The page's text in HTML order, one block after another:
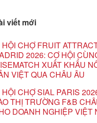
viết mới
HỘI CHỢ FRUIT
2026: CƠ HỘI
XUẤT KHẨU
VIỆT QUA CHÂU ÂU
HỘI CHỢ SIAL PARIS
THỊ TRƯỜNG F&B
DOANH NGHIỆP VIỆT